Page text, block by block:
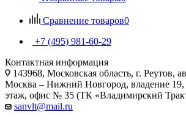
Сравнение товаров0
+7 (495) 981-60-29
Контактная информация
143968, Московская область, г. Реутов,
Москва – Нижний Новгород, владение
этаж, офис № 35 (ТК «Владимирский
sanvlt@mail.ru